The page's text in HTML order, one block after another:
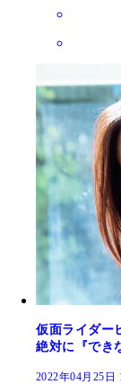
仮面ライダー
絶対に『でき
2022年04月25日